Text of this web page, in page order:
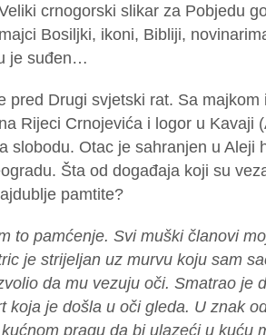
crnogorski slikar za Pobjedu
Bosiljki, ikoni, Bibliji,
je suđen…
pred Drugi svjetski rat. Sa majkom
Rijeci Crnojevića i logor u Kavaji
slobodu. Otac je sahranjen u Aleji
Šta od događaja koji su
pamtite?
to pamćenje. Svi muški članovi
je strijeljan uz murvu koju sam
da mu vezuju oči. Smatrao je
koja je došla u oči gleda. U znak
pragu da bi ulazeći u kuću